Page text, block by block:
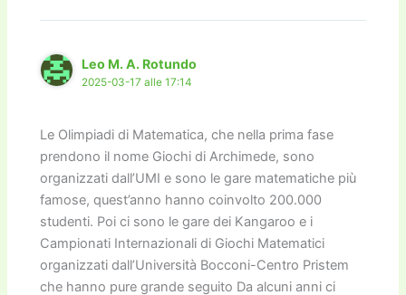
Leo M. A. Rotundo
2025-03-17 alle 17:14
Le Olimpiadi di Matematica, che nella prima fase
prendono il nome Giochi di Archimede, sono
organizzati dall’UMI e sono le gare matematiche più
famose, quest’anno hanno coinvolto 200.000
studenti. Poi ci sono le gare dei Kangaroo e i
Campionati Internazionali di Giochi Matematici
organizzati dall’Università Bocconi-Centro Pristem
che hanno pure grande seguito Da alcuni anni ci